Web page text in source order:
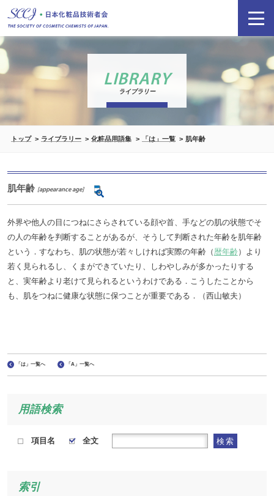
LIBRARY
ライブラリー
トップ ライブラリー 化粧品用語集 「は」一覧 肌年齢
肌年齢 [appearance age]
外界や他人の目につねにさらされている顔や首、手などの肌の状態でそ
の人の年齢を判断することがあるが、そうして判断された年齢を肌年齢
という．すなわち、肌の状態が若々しければ実際の年齢（ 暦年齢 ）より
若く見られるし、くまができていたり、しわやしみが多かったりする
と、実年齢より老けて見られるというわけである．こうしたことから
も、肌をつねに健康な状態に保つことが重要である．（西山敏夫）
「は」一覧へ 「A」一覧へ
用語検索
項目名 全文 検索
索引